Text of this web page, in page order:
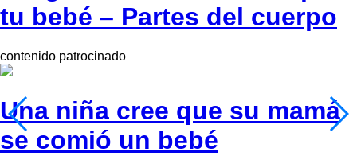
tu bebé – Partes del cuerpo
contenido patrocinado
Una niña cree que su mamá
se comió un bebé